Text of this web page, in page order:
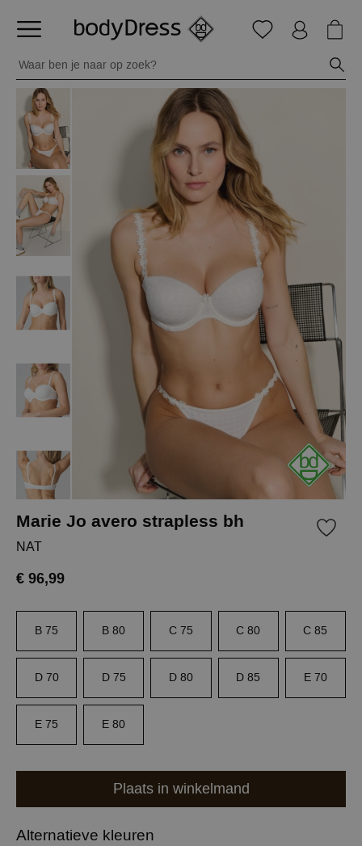
Marie Jo avero strapless bh
NAT
€ 96,99
B 75 B 80 C 75 C 80 C 85
D 70 D 75 D 80 D 85 E 70
E 75 E 80
Plaats in winkelmand
Alternatieve kleuren